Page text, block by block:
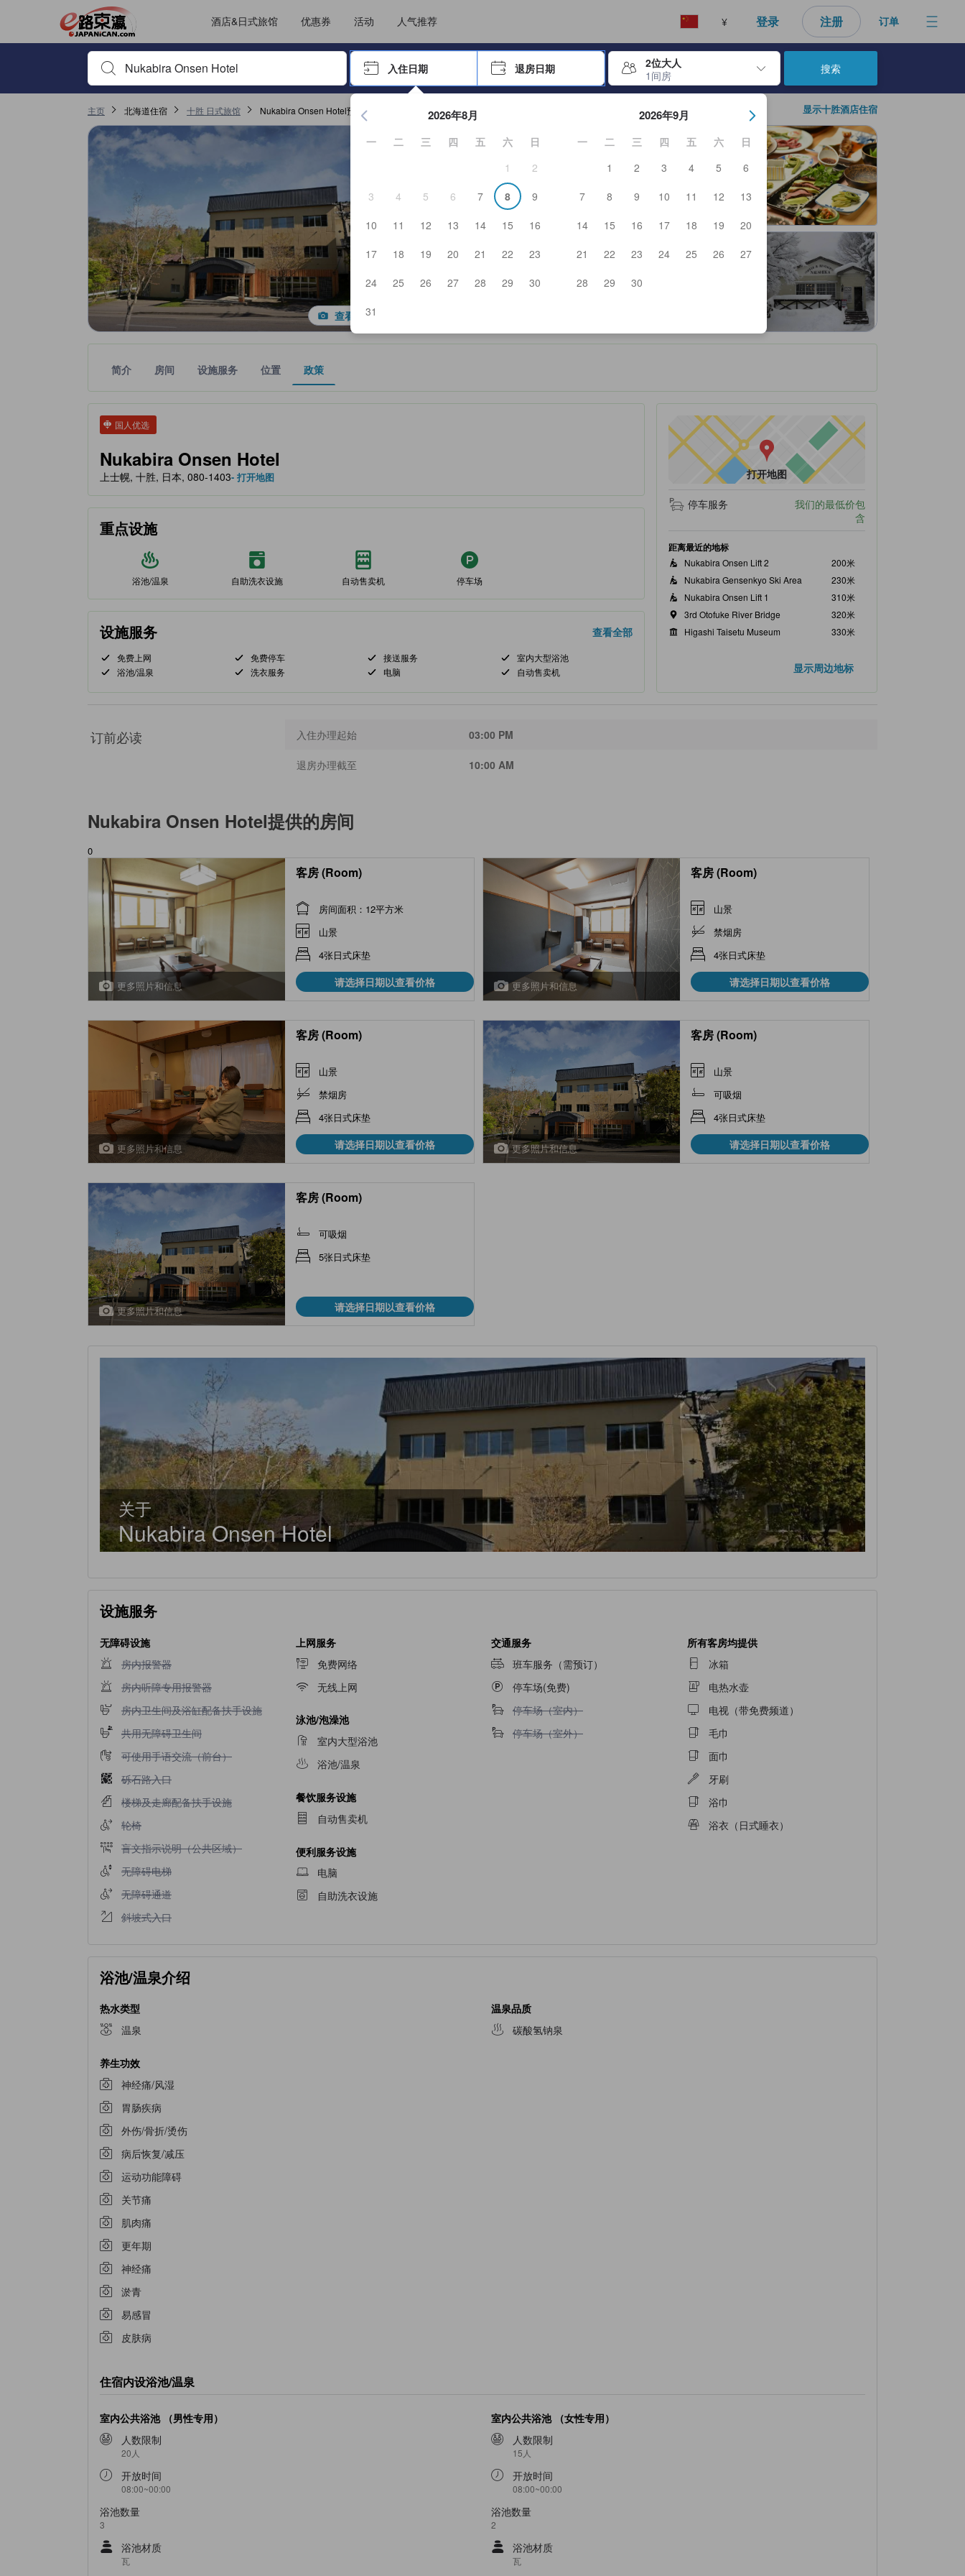
酒店&日式旅馆 优惠券 活动 人气推荐 ¥ 登录 注册 订单
输入住宿名或关键词以搜索，使用箭头或 tab 键以移动，点击 Enter 键以选择
入住日期 退房日期
2位大人
1间房
按 Enter 键开始浏览日期选择器。使用箭头键浏览入住和退房日期。使用 Enter 键选择日期后，入住日期将被选择。重复相同操作以选择
2026年8月
一 二 三 四 五 六
日
1
2
3
4 5 6 7 8
9
10
11 12 13 14 15
16
17
18 19 20 21 22
23
24
25 26 27 28 29
30
31
2026年9月
一 二 三 四 五 六
日
1
2 3 4 5
6
7
8 9 10 11 12
13
14
15 16 17 18 19
20
21
22 23 24 25 26
27
28
29 30
搜索
主页 北海道住宿 十胜 日式旅馆 Nukabira Onsen Hotel预订 显示十胜酒店住宿
查看全部图片
简介 房间 设施服务 位置 政策
国人优选
tooltip
Nukabira Onsen Hotel
tooltip
金色星星表示的等级信息由合作第三方平台提供，仅作为住宿舒适度、设施服务等方面的水平参考。
上士幌, 十胜, 日本, 080-1403- 打开地图
重点设施
浴池/温泉 自助洗衣设施 自动售卖机 停车场
设施服务 查看全部
免费上网 免费停车 接送服务
室内大型浴池
浴池/温泉
洗衣服务 电脑 自动售卖机
打开地图
停车服务
我们的最低价包
含
距离最近的地标
Nukabira Onsen Lift 2
200米
Nukabira Gensenkyo Ski Area
230米
Nukabira Onsen Lift 1
310米
3rd Otofuke River Bridge
320米
Higashi Taisetu Museum
330米
显示周边地标
订前必读 入住办理起始 03:00 PM
退房办理截至 10:00 AM
Nukabira Onsen Hotel提供的房间
0
更多照片和信息
客房 (Room)
房间面积：12平方米
山景
4张日式床垫
请选择日期以查看价格 更多照片和信息
客房 (Room)
山景
禁烟房
4张日式床垫
请选择日期以查看价格
更多照片和信息
客房 (Room)
山景
禁烟房
4张日式床垫
请选择日期以查看价格 更多照片和信息
客房 (Room)
山景
可吸烟
4张日式床垫
请选择日期以查看价格
更多照片和信息
客房 (Room)
可吸烟
5张日式床垫
请选择日期以查看价格
关于
Nukabira Onsen Hotel
设施服务
无障碍设施
不提供房内报警器
房内报警器
不提供房内听障专用报警器
房内听障专用报警器
不提供房内卫生间及浴缸配备扶手设施
房内卫生间及浴缸配备扶手设施
不提供共用无障碍卫生间
共用无障碍卫生间
不提供可使用手语交流（前台）
可使用手语交流（前台）
不提供砾石路入口
砾石路入口
不提供楼梯及走廊配备扶手设施
楼梯及走廊配备扶手设施
不提供轮椅
轮椅
不提供盲文指示说明（公共区域）
盲文指示说明（公共区域）
不提供无障碍电梯
无障碍电梯
不提供无障碍通道
无障碍通道
不提供斜坡式入口
斜坡式入口
上网服务
免费网络
无线上网
泳池/泡澡池
室内大型浴池
浴池/温泉
餐饮服务设施
自动售卖机
便利服务设施
电脑
自助洗衣设施
交通服务
班车服务（需预订）
停车场(免费)
不提供停车场（室内）
停车场（室内）
不提供停车场（室外）
停车场（室外）
所有客房均提供
冰箱
电热水壶
电视（带免费频道）
毛巾
面巾
牙刷
浴巾
浴衣（日式睡衣）
浴池/温泉介绍
热水类型
温泉
养生功效
神经痛/风湿
胃肠疾病
外伤/骨折/烫伤
病后恢复/减压
运动功能障碍
关节痛
肌肉痛
更年期
神经痛
淤青
易感冒
皮肤病
温泉品质
碳酸氢钠泉
住宿内设浴池/温泉
室内公共浴池 （男性专用）
人数限制
20人
开放时间
08:00~00:00
浴池数量
3
浴池材质
瓦
室内公共浴池 （女性专用）
人数限制
15人
开放时间
08:00~00:00
浴池数量
2
浴池材质
瓦